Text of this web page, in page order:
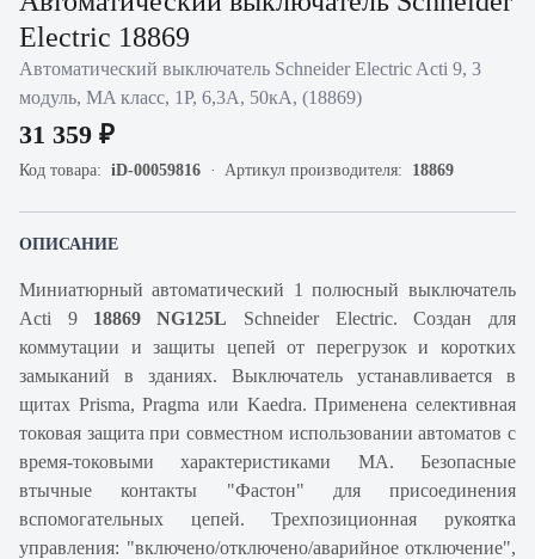
Electric 18869
Автоматический выключатель Schneider Electric Acti 9, 3
модуль, MA класс, 1P, 6,3А, 50кА, (18869)
31 359 ₽
Код товара: iD-00059816 Артикул производителя: 18869
ОПИСАНИЕ
Миниатюрный автоматический 1 полюсный выключатель
Acti 9 18869 NG125L Schneider Electric. Создан для
коммутации и защиты цепей от перегрузок и коротких
замыканий в зданиях. Выключатель устанавливается в
щитах Prisma, Pragma или Kaedra. Применена селективная
токовая защита при совместном использовании автоматов с
время-токовыми характеристиками МА. Безопасные
втычные контакты "Фастон" для присоединения
вспомогательных цепей. Трехпозиционная рукоятка
управления: "включено/отключено/аварийное отключение",